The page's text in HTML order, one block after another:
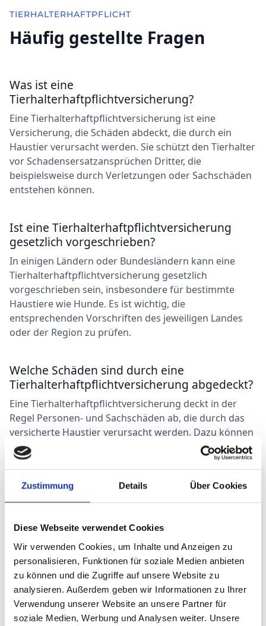
Zustimmung Details Über Cookies
Diese Webseite verwendet Cookies
Wir verwenden Cookies, um Inhalte und Anzeigen zu
personalisieren, Funktionen für soziale Medien anbieten
zu können und die Zugriffe auf unsere Website zu
analysieren. Außerdem geben wir Informationen zu Ihrer
Verwendung unserer Website an unsere Partner für
soziale Medien, Werbung und Analysen weiter. Unsere
TIERHALTERHAFTPFLICHT
Häufig gestellte Fragen
Was ist eine
Tierhalterhaftpflichtversicherung?
Eine Tierhalterhaftpflichtversicherung ist eine
Versicherung, die Schäden abdeckt, die durch ein
Haustier verursacht werden. Sie schützt den Tierhalter
vor Schadensersatzansprüchen Dritter, die
beispielsweise durch Verletzungen oder Sachschäden
entstehen können.
Ist eine Tierhalterhaftpflichtversicherung
gesetzlich vorgeschrieben?
In einigen Ländern oder Bundesländern kann eine
Tierhalterhaftpflichtversicherung gesetzlich
vorgeschrieben sein, insbesondere für bestimmte
Haustiere wie Hunde. Es ist wichtig, die
entsprechenden Vorschriften des jeweiligen Landes
oder der Region zu prüfen.
Welche Schäden sind durch eine
Tierhalterhaftpflichtversicherung abgedeckt?
Eine Tierhalterhaftpflichtversicherung deckt in der
Regel Personen- und Sachschäden ab, die durch das
versicherte Haustier verursacht werden. Dazu können
beispielsweise Bissverletzungen, Schäden an fremdem
Eigentum oder Unfälle gehören.
Gilt die Tierhalterhaftpflichtversicherung
Der Geltungsbereich einer
Tierhalterhaftpflichtversicherung kann variieren.
Einige Versicherungen bieten auch Schutz im Ausland
an, während andere möglicherweise nur innerhalb des
Heimatlandes gültig sind. Es ist wichtig, die
Versicherungsbedingungen zu überprüfen, um den
genauen Geltungsbereich zu erfahren.